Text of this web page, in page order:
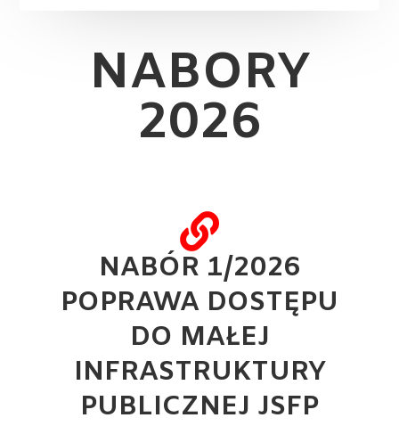
NABORY
2026
NABÓR 1/2026
POPRAWA DOSTĘPU
DO MAŁEJ
INFRASTRUKTURY
PUBLICZNEJ JSFP